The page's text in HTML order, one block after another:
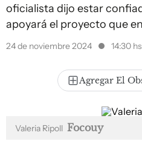
oficialista dijo estar
apoyará el proyecto que
24 de noviembre 2024 14:30 hs
Agregar El
Valeria Ripoll Focouy